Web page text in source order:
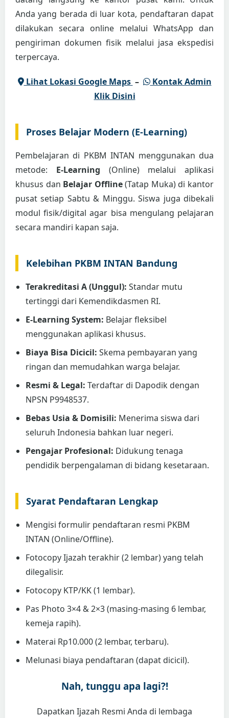
Anda yang berada di luar kota, pendaftaran dapat
dilakukan secara online melalui WhatsApp dan
pengiriman dokumen fisik melalui jasa ekspedisi
terpercaya.
Lihat Lokasi Google Maps –
Kontak Admin
Klik Disini
Proses Belajar Modern (E-Learning)
Pembelajaran di PKBM INTAN menggunakan dua
metode: E-Learning (Online) melalui aplikasi
khusus dan Belajar Offline(Tatap Muka) di kantor
pusat setiap Sabtu & Minggu. Siswa juga dibekali
modul fisik/digital agar bisa mengulang pelajaran
secara mandiri kapan saja.
Kelebihan PKBM INTAN Bandung
Terakreditasi A (Unggul): Standar mutu
tertinggi dari Kemendikdasmen RI.
E-Learning System: Belajar fleksibel
menggunakan aplikasi khusus.
Biaya Bisa Dicicil: Skema pembayaran yang
ringan dan memudahkan warga belajar.
Resmi & Legal: Terdaftar di Dapodik dengan
NPSN P9948537.
Bebas Usia & Domisili: Menerima siswa dari
seluruh Indonesia bahkan luar negeri.
Pengajar Profesional: Didukung tenaga
pendidik berpengalaman di bidang kesetaraan.
Syarat Pendaftaran Lengkap
Mengisi formulir pendaftaran resmi PKBM
INTAN (Online/Offline).
Fotocopy Ijazah terakhir (2 lembar) yang telah
dilegalisir.
Fotocopy KTP/KK (1 lembar).
Pas Photo 3×4 & 2×3 (masing-masing 6 lembar,
kemeja rapih).
Materai Rp10.000 (2 lembar, terbaru).
Melunasi biaya pendaftaran (dapat dicicil).
Nah, tunggu apa lagi?!
Dapatkan Ijazah Resmi Anda di lembaga